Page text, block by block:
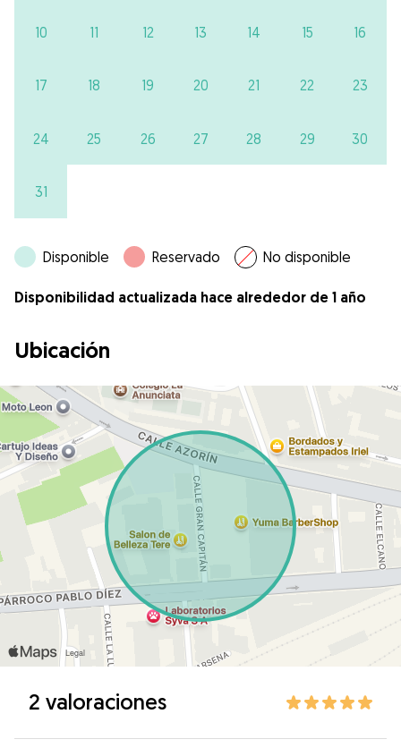
10 11 12 13 14 15 16
17 18 19 20 21 22 23
24 25 26 27 28 29 30
31
Disponible Reservado No disponible
Disponibilidad actualizada hace alrededor de 1 año
Ubicación
2 valoraciones